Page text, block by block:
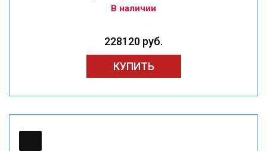
В наличии
228120 руб.
КУПИТЬ